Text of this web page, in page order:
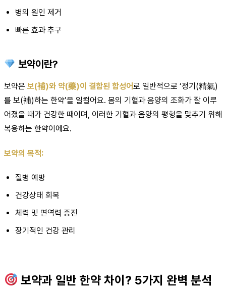
병의 원인 제거
빠른 효과 추구
보약이란?
보약은 보(補)와 약(藥)이 결합된 합성어로 일반적으로 ‘정기(精氣)
를 보(補)하는 한약’을 일컬어요. 몸의 기혈과 음양의 조화가 잘 이루
어졌을 때가 건강한 때이며, 이러한 기혈과 음양의 평형을 맞추기 위해
복용하는 한약이에요.
보약의 목적:
질병 예방
건강상태 회복
체력 및 면역력 증진
장기적인 건강 관리
보약과 일반 한약 차이? 5가지 완벽 분석